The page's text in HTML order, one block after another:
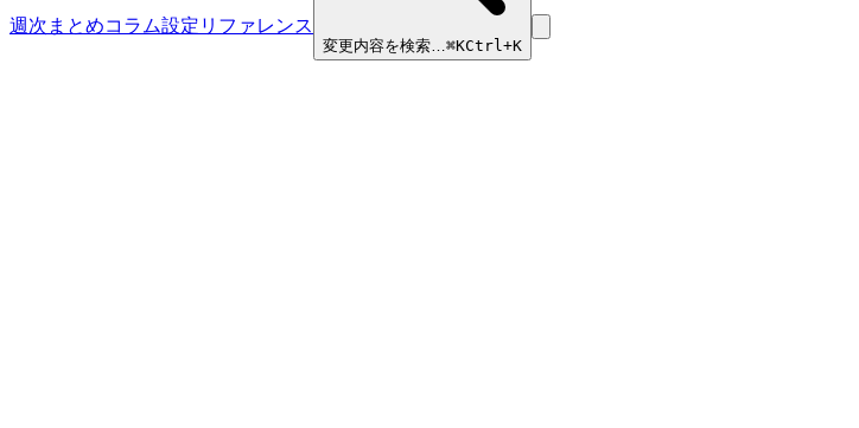
週次まとめコラム設定リファレンス
変更内容を検索…⌘KCtrl+K